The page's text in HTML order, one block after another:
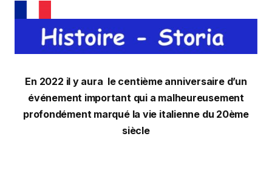
En 2022 il y aura le centième anniversaire d’un
événement important qui a malheureusement
profondément marqué la vie italienne du 20ème
siècle